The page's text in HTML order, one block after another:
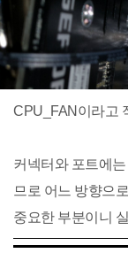
CPU_FAN이라고
커넥터와 포트에
므로 어느 방향으
중요한 부분이니